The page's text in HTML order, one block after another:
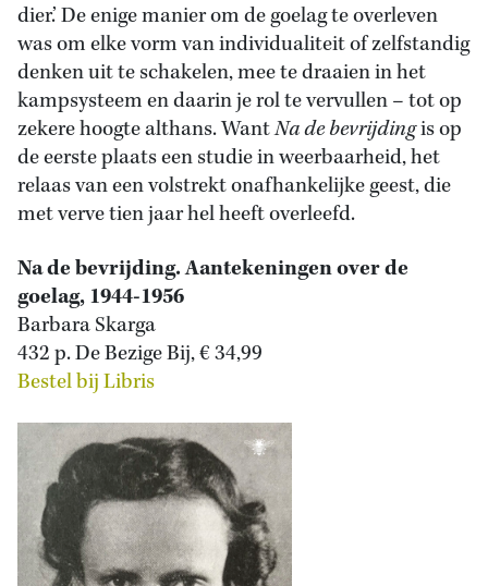
dier.’ De enige manier om de goelag te overleven
was om elke vorm van individualiteit of zelfstandig
denken uit te schakelen, mee te draaien in het
kampsysteem en daarin je rol te vervullen – tot op
zekere hoogte althans. WantNa de bevrijdingis op
de eerste plaats een studie in weerbaarheid, het
relaas van een volstrekt onafhankelijke geest, die
met verve tien jaar hel heeft overleefd.
Na de bevrijding. Aantekeningen over de
goelag, 1944-1956
Barbara Skarga
432 p. De Bezige Bij, € 34,99
Bestel bij Libris